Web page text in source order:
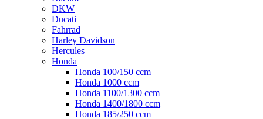
DKW
Ducati
Fahrrad
Harley Davidson
Hercules
Honda
Honda 100/150 ccm
Honda 1000 ccm
Honda 1100/1300 ccm
Honda 1400/1800 ccm
Honda 185/250 ccm